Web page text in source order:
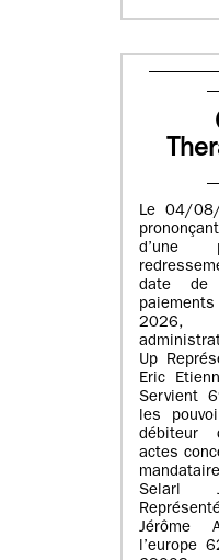
Le 04/08/
d’une
date de
2026,
Up
Eric
Servient
les
débiteur
actes
Selarl
Jérôme
l’europe